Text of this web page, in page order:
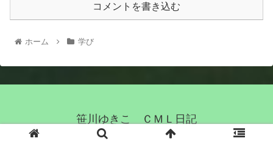
コメントを書き込む
ホーム 学び
笹川ゆきこ ＣＭＬ日記
© 2021 笹川ゆきこ ＣＭＬ日記.